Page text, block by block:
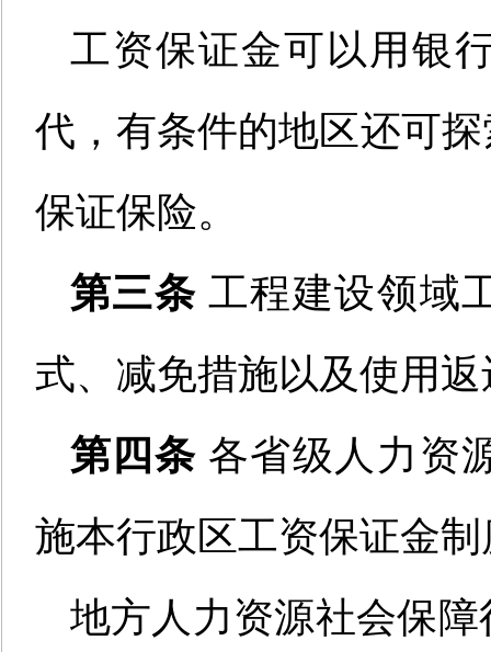
工资保证金可以用银
代 ，有条件的地区还可
保证保险。
第三条 工程建设领域
式、减免措施以及使用
第四条 各省级 人力资
施本行政区工资保证金制
地方人力资源社会保